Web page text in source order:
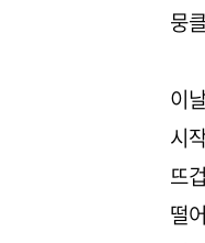
뭉
이
시
뜨
떨